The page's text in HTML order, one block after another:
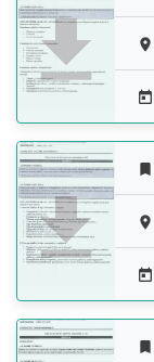
 





